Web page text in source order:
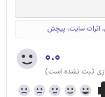
اثرات سایت، پیچش
۰.۰
ثبت نشده است)